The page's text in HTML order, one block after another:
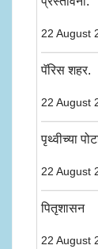
22 August
पॅरिस शहर.
22 August
पृथ्वीच्या
22 August
पितृशासन
22 August